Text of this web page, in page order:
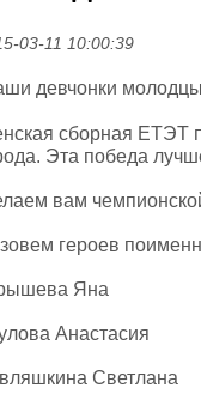
03-11 10:00:39
девчонки
сборная ЕТЭТ
Эта победа
вам
героев
Яна
Анастасия
Светлана